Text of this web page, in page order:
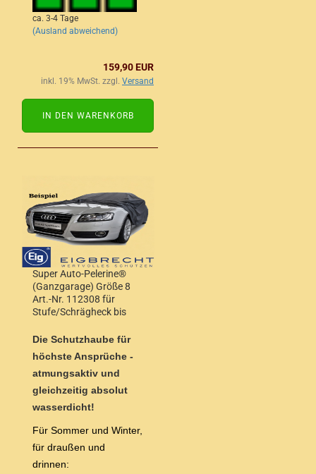
ca. 3-4 Tage
(Ausland abweichend)
159,90 EUR
inkl. 19% MwSt. zzgl. Versand
IN DEN WARENKORB
Super Auto-Pelerine®
(Ganzgarage) Größe 8
Art.-Nr. 112308 für
Stufe/Schrägheck bis
Die Schutzhaube für
höchste Ansprüche -
atmungsaktiv und
gleichzeitig absolut
wasserdicht!
Für Sommer und Winter,
für draußen und
drinnen: